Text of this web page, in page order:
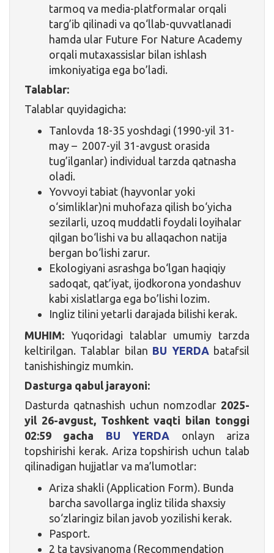
tarmoq va media-platformalar orqali
targ’ib qilinadi va qo‘llab-quvvatlanadi
hamda ular Future For Nature Academy
orqali mutaxassislar bilan ishlash
imkoniyatiga ega bo’ladi.
Talablar:
Talablar quyidagicha:
Tanlovda 18-35 yoshdagi (1990-yil 31-
may – 2007-yil 31-avgust orasida
tug’ilganlar) individual tarzda qatnasha
oladi.
Yovvoyi tabiat (hayvonlar yoki
o‘simliklar)ni muhofaza qilish bo‘yicha
sezilarli, uzoq muddatli foydali loyihalar
qilgan bo‘lishi va bu allaqachon natija
bergan bo‘lishi zarur.
Ekologiyani asrashga bo‘lgan haqiqiy
sadoqat, qat’iyat, ijodkorona yondashuv
kabi xislatlarga ega bo’lishi lozim.
Ingliz tilini yetarli darajada bilishi kerak.
MUHIM: Yuqoridagi talablar umumiy tarzda
keltirilgan. Talablar bilan BU YERDA batafsil
tanishishingiz mumkin.
Dasturga qabul jarayoni:
Dasturda qatnashish uchun nomzodlar 2025-
yil 26-avgust, Toshkent vaqti bilan tonggi
02:59 gacha BU YERDA onlayn ariza
topshirishi kerak. Ariza topshirish uchun talab
qilinadigan hujjatlar va ma’lumotlar:
Ariza shakli (Application Form). Bunda
barcha savollarga ingliz tilida shaxsiy
so‘zlaringiz bilan javob yozilishi kerak.
Pasport.
2 ta tavsiyanoma (Recommendation